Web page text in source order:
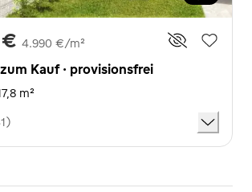
€ 4.990 €/m²
Kauf · provisionsfrei
m²